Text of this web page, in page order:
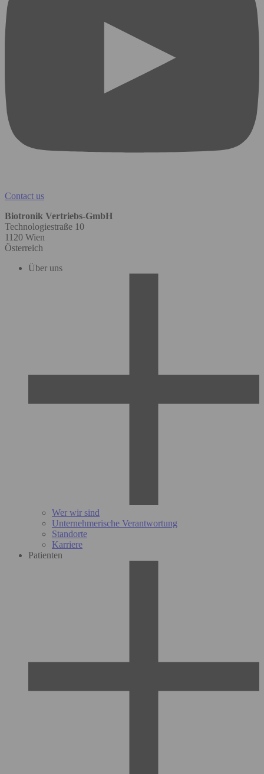
Contact us
Biotronik Vertriebs-GmbH
Technologiestraße 10
1120 Wien
Österreich
Über uns
Wer wir sind
Unternehmerische Verantwortung
Standorte
Karriere
Patienten